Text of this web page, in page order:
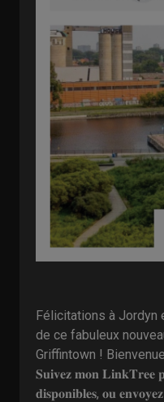
Félicitations à Jordyn
de ce fabuleux
Griffintown !
𝐒𝐮𝐢𝐯𝐞𝐳 𝐦𝐨𝐧 𝐋𝐢𝐧𝐤𝐓𝐫𝐞𝐞
𝐝𝐢𝐬𝐩𝐨𝐧𝐢𝐛𝐥𝐞𝐬, 𝐨𝐮